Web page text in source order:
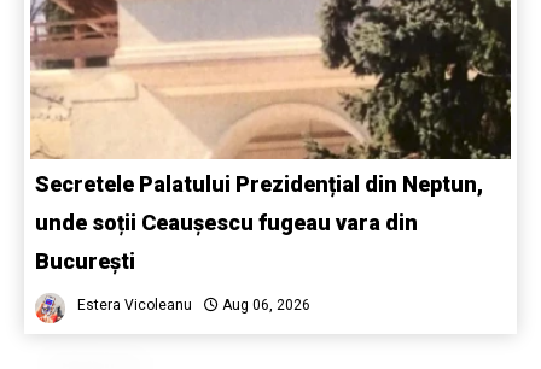
Secretele Palatului Prezidențial din Neptun,
unde soții Ceaușescu fugeau vara din
București
Estera Vicoleanu Aug 06, 2026